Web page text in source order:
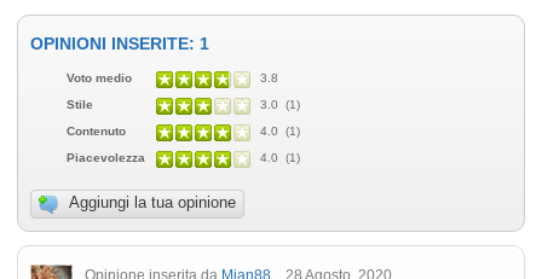
OPINIONI INSERITE: 1
Voto medio
3.8
Stile
3.0 (1)
Contenuto
4.0 (1)
Piacevolezza
4.0 (1)
Aggiungi la tua opinione
Opinione inserita da Mian88 28 Agosto, 2020